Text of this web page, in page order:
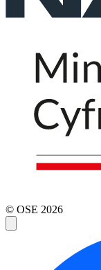
© OSE 2026